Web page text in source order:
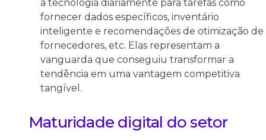
a tecnologia diariamente para tarefas como
fornecer dados específicos, inventário
inteligente e recomendações de otimização de
fornecedores, etc. Elas representam a
vanguarda que conseguiu transformar a
tendência em uma vantagem competitiva
tangível.
Maturidade digital do setor